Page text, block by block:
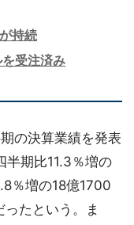
持続
受注済み
の決算業績を発表
半期比11.3％増の
％増の18億1700
たという。ま